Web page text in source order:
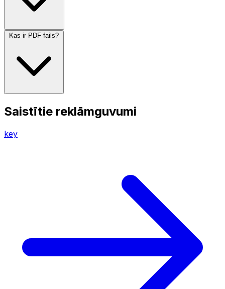
Kas ir PDF fails?
Saistītie reklāmguvumi
key